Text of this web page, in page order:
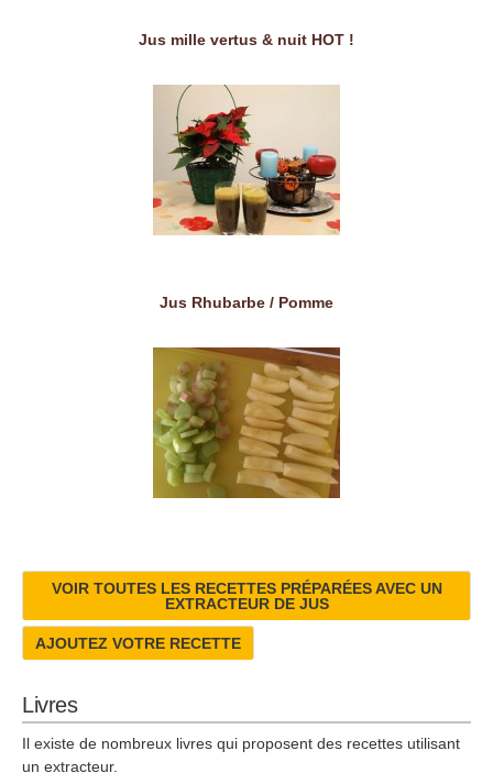
Jus mille vertus & nuit HOT !
Jus Rhubarbe / Pomme
VOIR TOUTES LES RECETTES PRÉPARÉES AVEC UN
EXTRACTEUR DE JUS
AJOUTEZ VOTRE RECETTE
Livres
Il existe de nombreux livres qui proposent des recettes utilisant
un extracteur.